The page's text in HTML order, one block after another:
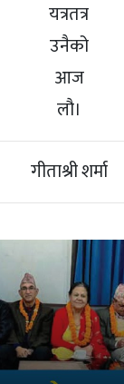
यत्रतत्र
उनैको
आज
लौ।
गीताश्री शर्मा